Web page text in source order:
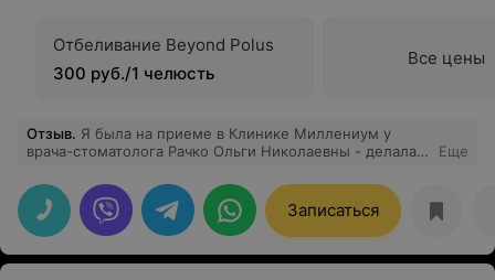
Отбеливание Beyond Polus
300 руб./1 челюсть
Все цены
Отзыв. Я была на приеме в Клинике Миллениум у
врача-стоматолога Рачко Ольги Николаевны - делала
процедура - безболезненно и комфортно, врач
объяснила, что по состоянию моих зубов не нужно
делать весь полный спектр манипуляций (что сберегло
мне эмаль зубов -)) и деньги-))). Также была
проведена полная диагностика состояния всех зубов и
Еще
Записаться